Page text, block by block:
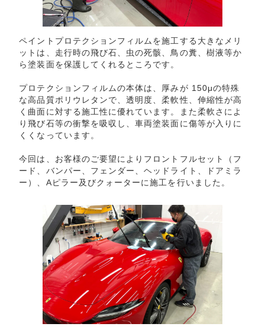
ペイントプロテクションフィルムを施工する大きなメリ
ットは、走行時の飛び石、虫の死骸、鳥の糞、樹液等か
ら塗装面を保護してくれるところです。
プロテクションフィルムの本体は、厚みが 150μの特殊
な高品質ポリウレタンで、透明度、柔軟性、伸縮性が高
く曲面に対する施工性に優れています。また柔軟さによ
り飛び石等の衝撃を吸収し、車両塗装面に傷等が入りに
くくなっています。
今回は、お客様のご要望によりフロントフルセット（フ
ード、バンパー、フェンダー、ヘッドライト、ドアミラ
ー）、Aピラー及びクォーターに施工を行いました。